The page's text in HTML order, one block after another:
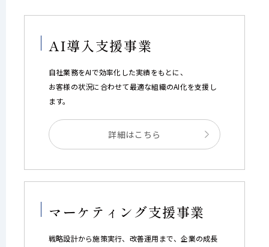
AI導入支援事業
自社業務をAIで効率化した実績をもとに、
お客様の状況に合わせて最適な組織のAI化を支援し
ます。
詳細はこちら
マーケティング支援事業
戦略設計から施策実行、改善運用まで、企業の成長